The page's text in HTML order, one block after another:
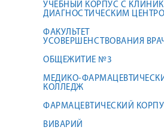
УЧЕБНЫЙ КОРПУС С
ДИАГНОСТИЧЕСКИМ
ФАКУЛЬТЕТ
УСОВЕРШЕНСТВОВАНИЯ
ОБЩЕЖИТИЕ №3
МЕДИКО-
КОЛЛЕДЖ
ФАРМАЦЕВТИЧЕСКИЙ
ВИВАРИЙ